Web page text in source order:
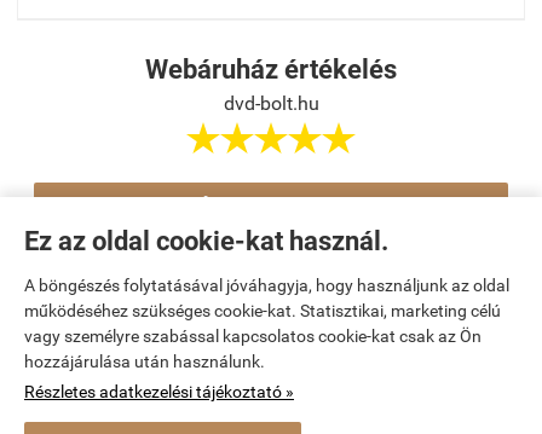
Ez az oldal cookie-kat használ.
A böngészés folytatásával jóváhagyja, hogy használjunk az oldal
működéséhez szükséges cookie-kat. Statisztikai, marketing célú
vagy személyre szabással kapcsolatos cookie-kat csak az Ön
hozzájárulása után használunk.
Részletes adatkezelési tájékoztató »
Webáruház értékelés
dvd-bolt.hu

Navigáció
Saját fiók